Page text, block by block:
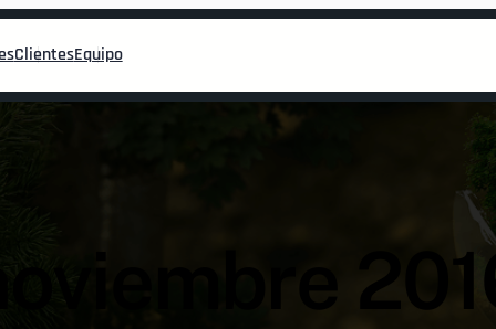
ClientesEquipo